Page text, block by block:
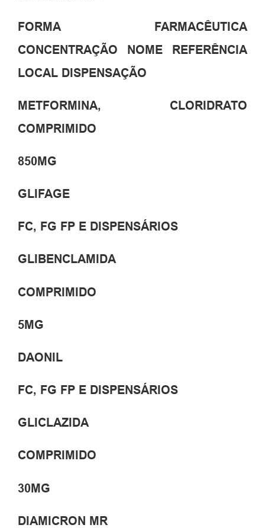
FORMA FARMACÊUTICA
CONCENTRAÇÃO NOME REFERÊNCIA
LOCAL DISPENSAÇÃO
METFORMINA, CLORIDRATO
COMPRIMIDO
850MG
GLIFAGE
FC, FG FP E DISPENSÁRIOS
GLIBENCLAMIDA
COMPRIMIDO
5MG
DAONIL
FC, FG FP E DISPENSÁRIOS
GLICLAZIDA
COMPRIMIDO
30MG
DIAMICRON MR